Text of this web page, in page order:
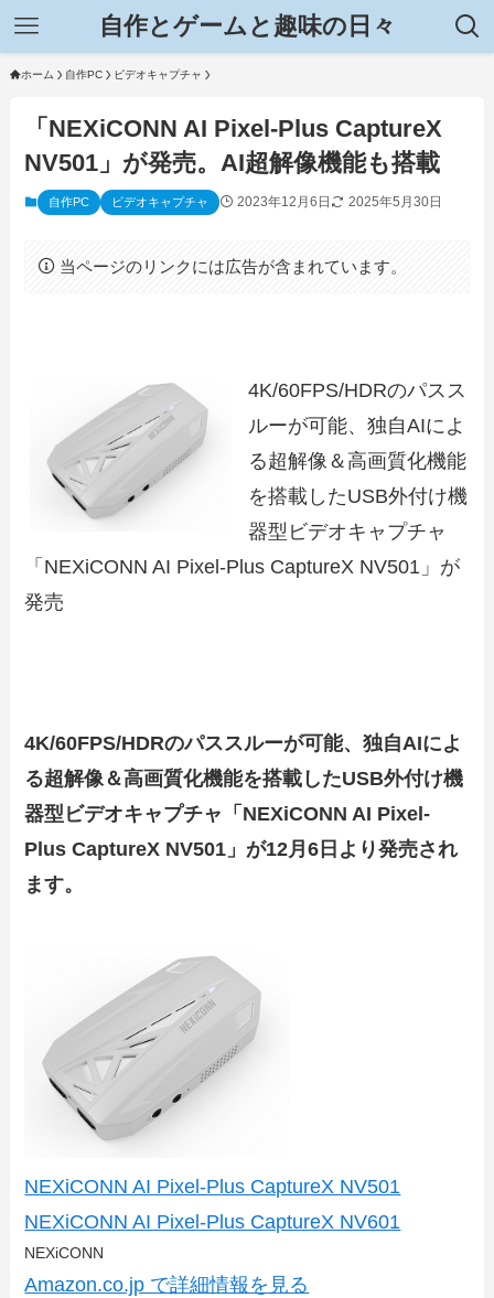
自作とゲームと趣味の日々
ホーム 自作PC ビデオキャプチャ
「NEXiCONN AI Pixel-Plus CaptureX
NV501」が発売。AI超解像機能も搭載
自作PC ビデオキャプチャ 2023年12月6日 2025年5月30日
当ページのリンクには広告が含まれています。
4K/60FPS/HDRのパスス
ルーが可能、独自AIによ
る超解像＆高画質化機能
を搭載したUSB外付け機
器型ビデオキャプチャ
「NEXiCONN AI Pixel-Plus CaptureX NV501」が
発売
4K/60FPS/HDRのパススルーが可能、独自AIによ
る超解像＆高画質化機能を搭載したUSB外付け機
器型ビデオキャプチャ「NEXiCONN AI Pixel-
Plus CaptureX NV501」が12月6日より発売され
ます。
NEXiCONN AI Pixel-Plus CaptureX NV501
NEXiCONN AI Pixel-Plus CaptureX NV601
NEXiCONN
Amazon.co.jp で詳細情報を見る